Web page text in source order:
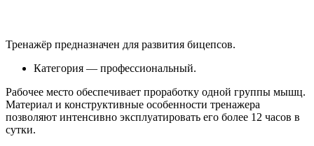
Тренажёр предназначен для развития бицепсов.
Категория — профессиональный.
Рабочее место обеспечивает проработку одной группы мышц.
Материал и конструктивные особенности тренажера
позволяют интенсивно эксплуатировать его более 12 часов в
сутки.